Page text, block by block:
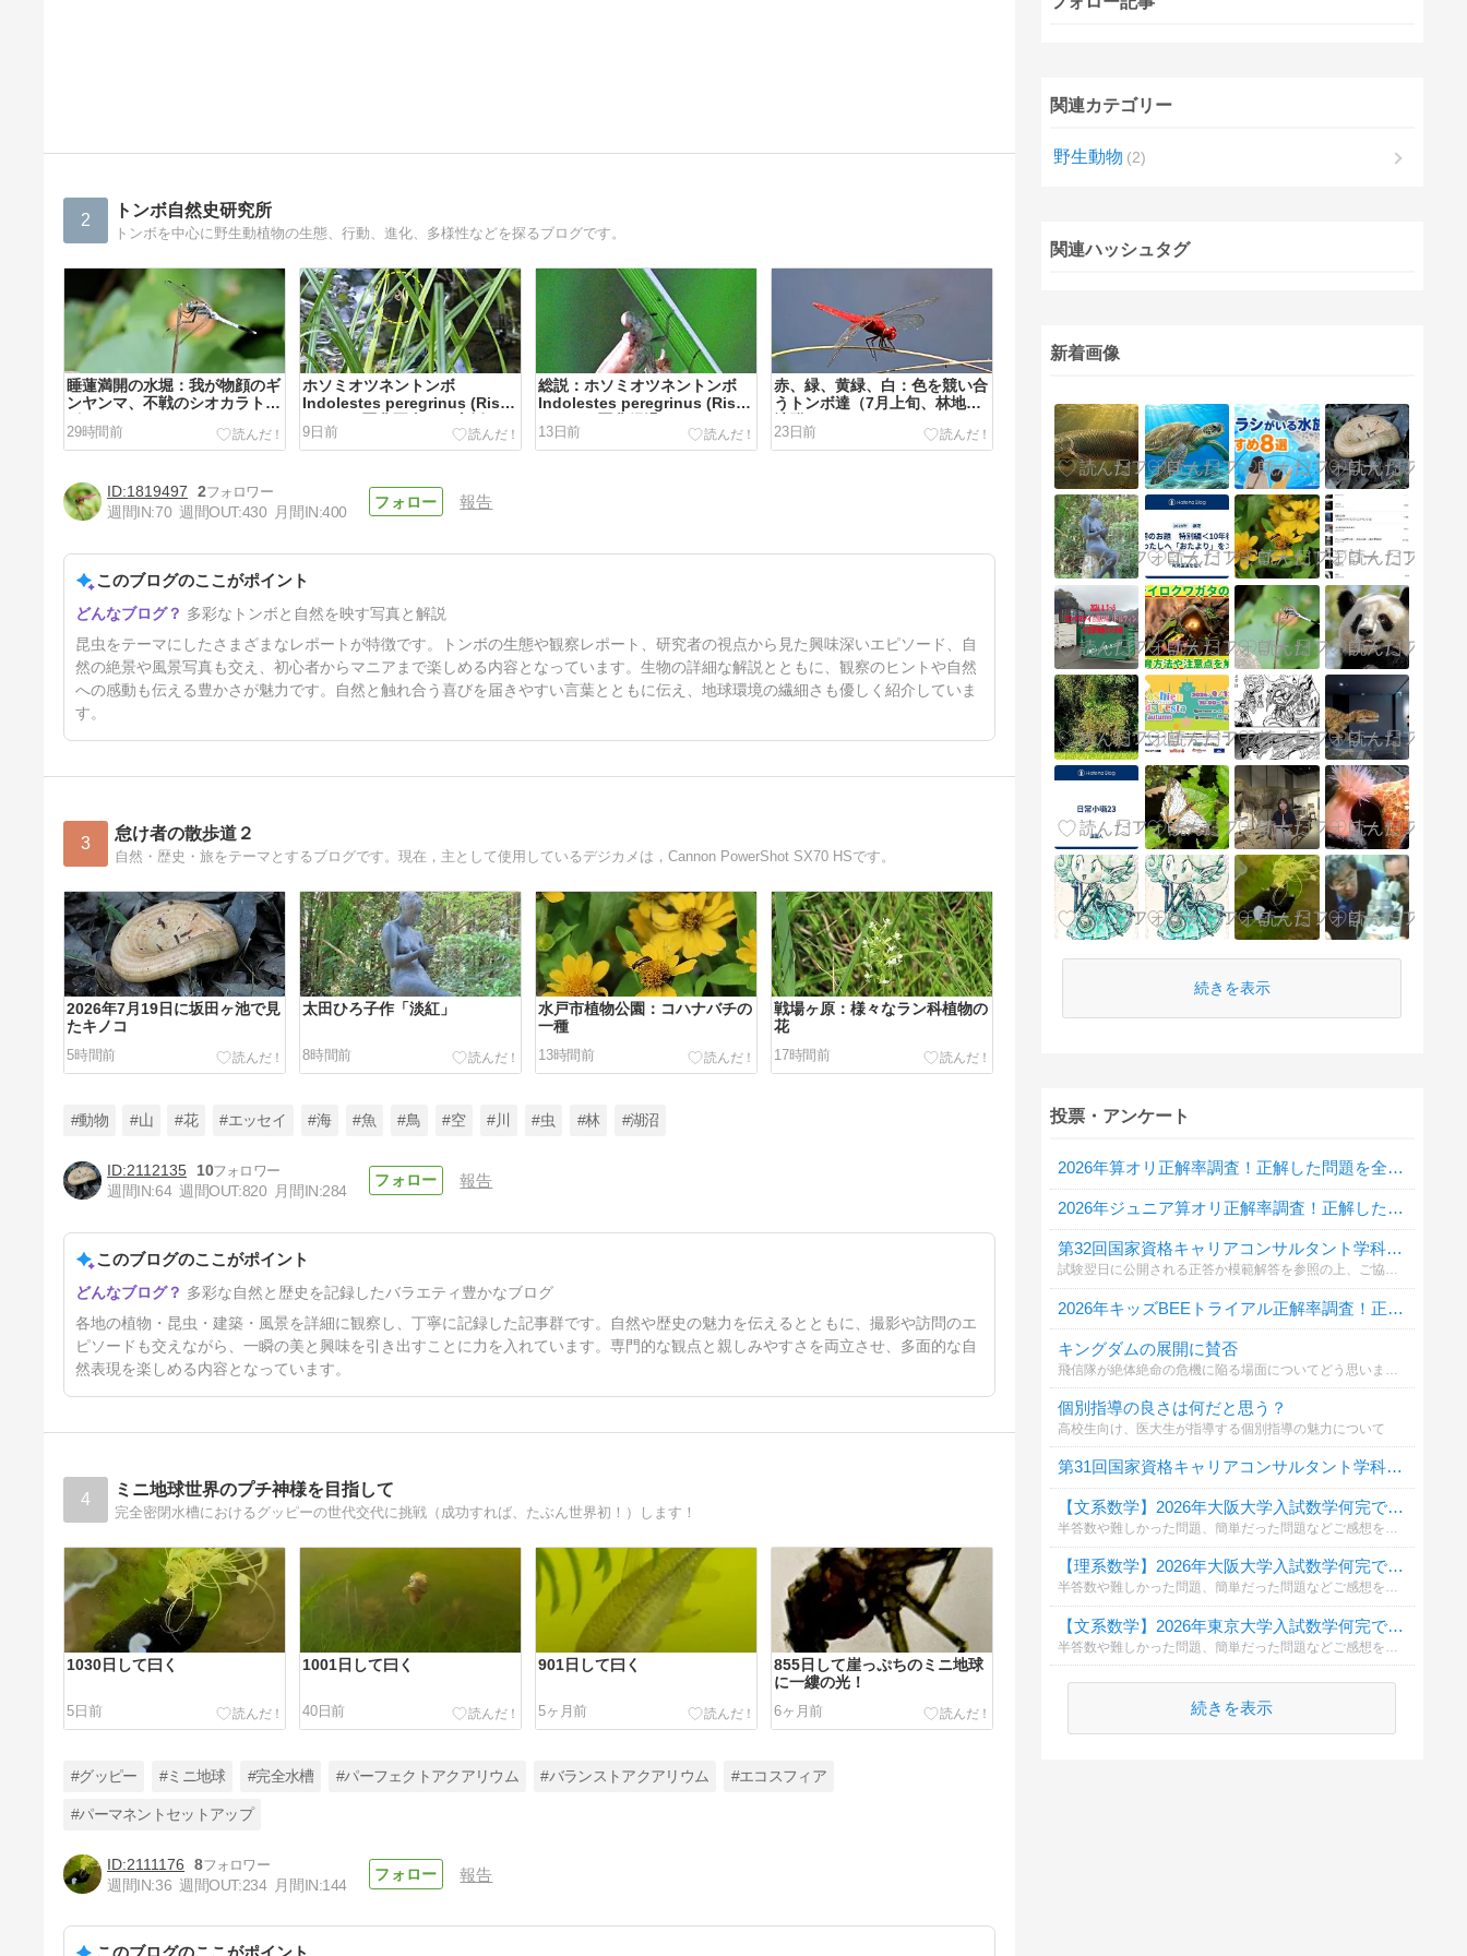
2 トンボ自然史研究所
トンボを中心に野生動植物の生態、行動、進化、多様性などを探るブログです。
睡蓮満開の水堀：我が物顔のギ
ンヤンマ、不戦のシオカラトン
29時間前
ホソミオツネントンボ
Indolestes peregrinus (Ris,
1916) の羽化不全の一事例
9日前
総説：ホソミオツネントンボ
Indolestes peregrinus (Ris,
1916) の羽化経過
13日前
赤、緑、黄緑、白：色を競い合
うトンボ達（7月上旬、林地の
池群）
23日前
羽化最終段階のアキアカネ散
見：完全成熟個体、羽化初・中
30日前
1819497
2
週間IN:70 週間OUT:430 月間IN:400
報告
このブログのここがポイント
多彩なトンボと自然を映す写真と解説
昆虫をテーマにしたさまざまなレポートが特徴です。トンボの生態や観察レポート、研究者の視点から見た興味深いエピソード、自
然の絶景や風景写真も交え、初心者からマニアまで楽しめる内容となっています。生物の詳細な解説とともに、観察のヒントや自然
への感動も伝える豊かさが魅力です。自然と触れ合う喜びを届きやすい言葉とともに伝え、地球環境の繊細さも優しく紹介していま
す。
3 怠け者の散歩道２
自然・歴史・旅をテーマとするブログです。現在，主として使用しているデジカメは，Cannon PowerShot SX70 HSです。
2026年7月19日に坂田ヶ池で見
たキノコ
5時間前
太田ひろ子作「淡紅」
8時間前
水戸市植物公園：コハナバチの
一種
13時間前
戦場ヶ原：様々なラン科植物の
花
17時間前
19時間前
#動物 #山 #花 #エッセイ #海 #魚 #鳥 #空 #川 #虫 #林 #湖沼
2112135
10
週間IN:64 週間OUT:820 月間IN:284
報告
このブログのここがポイント
多彩な自然と歴史を記録したバラエティ豊かなブログ
各地の植物・昆虫・建築・風景を詳細に観察し、丁寧に記録した記事群です。自然や歴史の魅力を伝えるとともに、撮影や訪問のエ
ピソードも交えながら、一瞬の美と興味を引き出すことに力を入れています。専門的な観点と親しみやすさを両立させ、多面的な自
然表現を楽しめる内容となっています。
4 ミニ地球世界のプチ神様を目指して
完全密閉水槽におけるグッピーの世代交代に挑戦（成功すれば、たぶん世界初！）します！
1030日して曰く
5日前
1001日して曰く
40日前
901日して曰く
5ヶ月前
855日して崖っぷちのミニ地球
に一縷の光！
6ヶ月前
806日して曰く
#グッピー #ミニ地球 #完全水槽 #パーフェクトアクアリウム #バランストアクアリウム #エコスフィア
#パーマネントセットアップ
2111176
8
週間IN:36 週間OUT:234 月間IN:144
報告
関連カテゴリー
野生動物 2
関連ハッシュタグ
新着画像
続きを表示
投票・アンケート
2026年算オリ正解率調査！正解した問題を全て教えてください
2026年ジュニア算オリ正解率調査！正解した問題を全て教えてください
第32回国家資格キャリアコンサルタント学科試験自己採点投票
試験翌日に公開される正答か模範解答を参照の上、ご協力ください。
2026年キッズBEEトライアル正解率調査！正解した問題を全て教えてください
キングダムの展開に賛否
個別指導の良さは何だと思う？
高校生向け、医大生が指導する個別指導の魅力について
第31回国家資格キャリアコンサルタント学科試験自己採点投票
【文系数学】2026年大阪大学入試数学何完できましたか？
半答数や難しかった問題、簡単だった問題などご感想をコメント欄に頂けると幸いです。
【理系数学】2026年大阪大学入試数学何完できましたか？
半答数や難しかった問題、簡単だった問題などご感想をコメント欄に頂けると幸いです。
【文系数学】2026年東京大学入試数学何完できましたか？
続きを表示